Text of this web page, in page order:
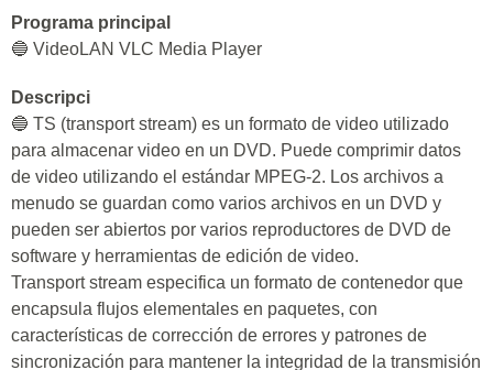
Programa principal
🔵 VideoLAN VLC Media Player
Descripci
🔵 TS (transport stream) es un formato de video utilizado
para almacenar video en un DVD. Puede comprimir datos
de video utilizando el estándar MPEG-2. Los archivos a
menudo se guardan como varios archivos en un DVD y
pueden ser abiertos por varios reproductores de DVD de
software y herramientas de edición de video.
Transport stream especifica un formato de contenedor que
encapsula flujos elementales en paquetes, con
características de corrección de errores y patrones de
sincronización para mantener la integridad de la transmisión